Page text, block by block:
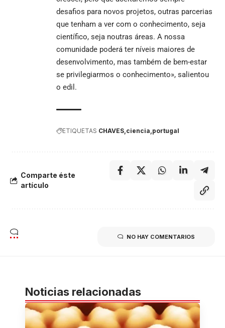
desafios para novos projetos, outras parcerias
que tenham a ver com o conhecimento, seja
científico, seja noutras áreas. A nossa
comunidade poderá ter níveis maiores de
desenvolvimento, mas também de bem-estar
se privilegiarmos o conhecimento», salientou
o edil.
ETIQUETAS CHAVES ciencia portugal
Comparte éste
artículo
NO HAY COMENTARIOS
Noticias relacionadas